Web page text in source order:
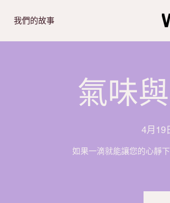
我們的故事
氣味
4月19
如果一滴就能讓您的心靜